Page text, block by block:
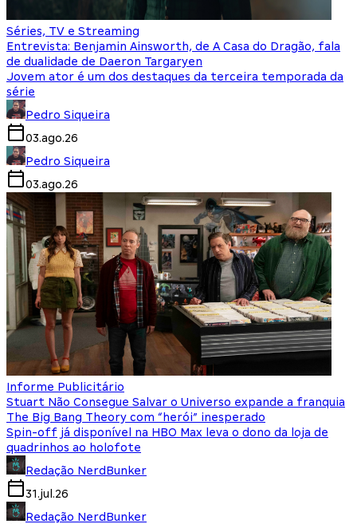
Séries, TV e Streaming
Entrevista: Benjamin Ainsworth, de A Casa do Dragão, fala
de dualidade de Daeron Targaryen
Jovem ator é um dos destaques da terceira temporada da
série
Pedro Siqueira
03.ago.26
Pedro Siqueira
03.ago.26
Informe Publicitário
Stuart Não Consegue Salvar o Universo expande a franquia
The Big Bang Theory com “herói” inesperado
Spin-off já disponível na HBO Max leva o dono da loja de
quadrinhos ao holofote
Redação NerdBunker
31.jul.26
Redação NerdBunker